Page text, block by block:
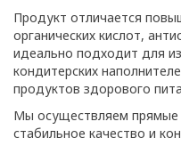
Продукт отличается
органических кислот,
идеально подходит для
кондитерских
продуктов здорового
Мы осуществляем прямые
стабильное качество и